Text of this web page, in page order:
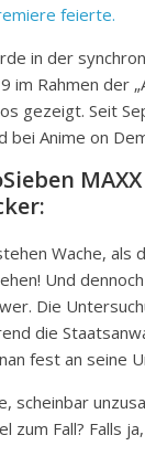
feierte.
in der
im Rahmen der
gezeigt. Seit
bei Anime on
Wache,
Und
Die
die
fest an seine
scheinbar
zum Fall? Falls